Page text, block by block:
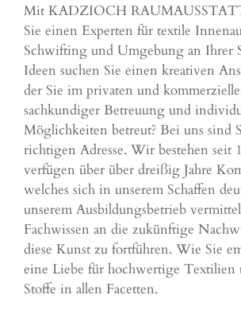
Mit KADZIOCH
Sie einen Experten für textile
Schwifting und Umgebung an Ihrer
Ideen suchen Sie einen kreativen
der Sie im privaten und
sachkundiger Betreuung und
Möglichkeiten betreut? Bei uns sind
richtigen Adresse. Wir bestehen seit
verfügen über über dreißig Jahre
welches sich in unserem Schaffen
unserem Ausbildungsbetrieb
Fachwissen an die zukünftige
diese Kunst zu fortführen. Wie Sie
eine Liebe für hochwertige Textilien
Stoffe in allen Facetten.